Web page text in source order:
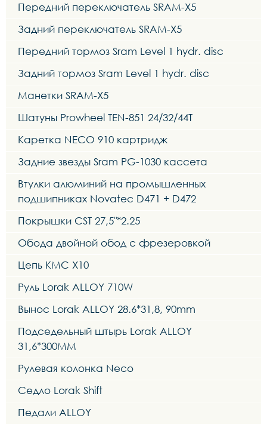
Передний переключатель SRAM-X5
Задний переключатель SRAM-X5
Передний тормоз Sram Level 1 hydr. disc
Задний тормоз Sram Level 1 hydr. disc
Манетки SRAM-X5
Шатуны Prowheel TEN-851 24/32/44T
Каретка NECO 910 картридж
Задние звезды Sram PG-1030 кассета
Втулки алюминий на промышленных
подшипниках Novatec D471 + D472
Покрышки CST 27,5"*2.25
Обода двойной обод с фрезеровкой
Цепь KMC X10
Руль Lorak ALLOY 710W
Вынос Lorak ALLOY 28.6*31,8, 90mm
Подседельный штырь Lorak ALLOY
31,6*300MM
Рулевая колонка Neco
Седло Lorak Shift
Педали ALLOY